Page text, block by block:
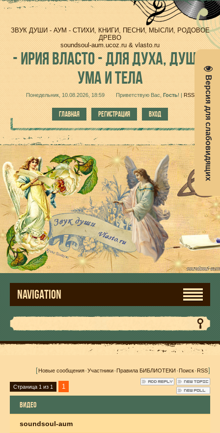
Версия для слабовидящих
ЗВУК ДУШИ - АУМ - СТИХИ, КНИГИ, ПЕСНИ, МЫСЛИ, РОДОВОЕ
ДРЕВО
soundsoul-aum.ucoz.ru & vlasto.ru
-ИРИЯ ВЛАСТО - ДЛЯ ДУХА, ДУШИ,
УМА И ТЕЛА
Понедельник, 10.08.2026, 18:59 Приветствую Вас Гость!| RSS
ГЛАВНАЯ РЕГИСТРАЦИЯ ВХОД
NAVIGATION
[Новые сообщения·Участники·Правила БИБЛИОТЕКИ·Поиск·RSS]
Страница 1 из 1 1
ВИДЕО
soundsoul-aum